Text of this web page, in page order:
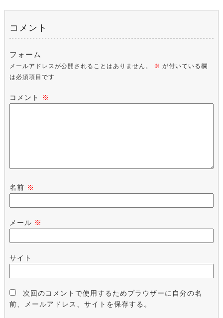
コメント
フォーム
メールアドレスが公開されることはありません。 ※ が付いている欄
は必須項目です
コメント ※
名前 ※
メール ※
サイト
次回のコメントで使用するためブラウザーに自分の名
前、メールアドレス、サイトを保存する。